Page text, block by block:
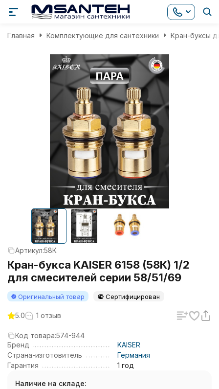
Главная Комплектующие для сантехники Кран-буксы
Артикул:58К
Кран-букса KAISER 6158 (58К) 1/2
для смесителей серии 58/51/69
Оригинальный товар Сертифицирован
5.0 1 отзыв
Код товара:574-944
Бренд
KAISER
Страна-изготовитель
Германия
Гарантия
1 год
Наличие на складе: